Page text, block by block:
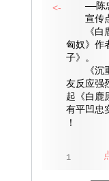
——陈
宣传
《白鹿
匈奴》作
子》。
《沉重
友反应强
起《白鹿
有平凹忠
！
1
<-